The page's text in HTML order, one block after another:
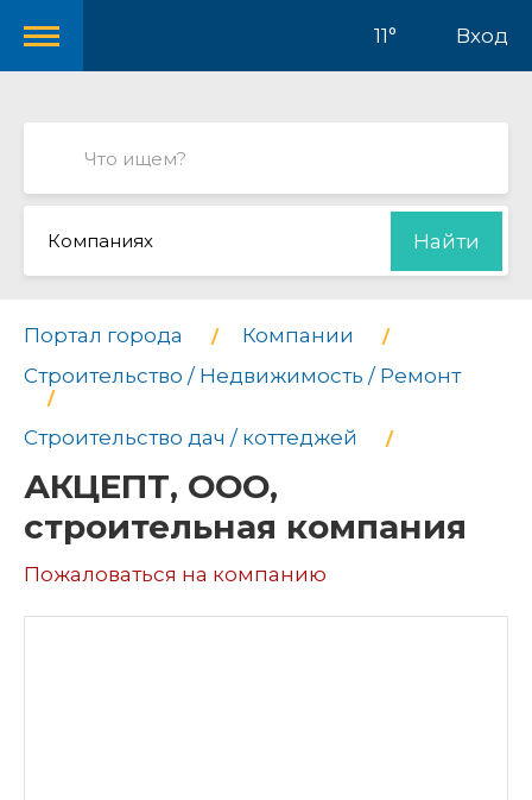
11° Вход
Компаниях Найти
Портал города
Компании
Строительство / Недвижимость / Ремонт
Строительство дач / коттеджей
АКЦЕПТ, ООО,
строительная компания
Пожаловаться на компанию